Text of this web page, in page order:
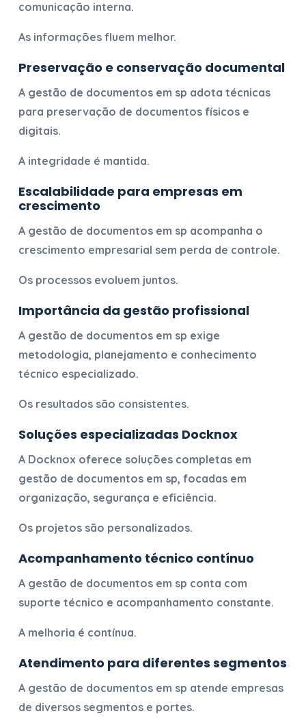
comunicação interna.
As informações fluem melhor.
Preservação e conservação documental
A gestão de documentos em sp adota técnicas
para preservação de documentos físicos e
digitais.
A integridade é mantida.
Escalabilidade para empresas em
crescimento
A gestão de documentos em sp acompanha o
crescimento empresarial sem perda de controle.
Os processos evoluem juntos.
Importância da gestão profissional
A gestão de documentos em sp exige
metodologia, planejamento e conhecimento
técnico especializado.
Os resultados são consistentes.
Soluções especializadas Docknox
A Docknox oferece soluções completas em
gestão de documentos em sp, focadas em
organização, segurança e eficiência.
Os projetos são personalizados.
Acompanhamento técnico contínuo
A gestão de documentos em sp conta com
suporte técnico e acompanhamento constante.
A melhoria é contínua.
Atendimento para diferentes segmentos
A gestão de documentos em sp atende empresas
de diversos segmentos e portes.